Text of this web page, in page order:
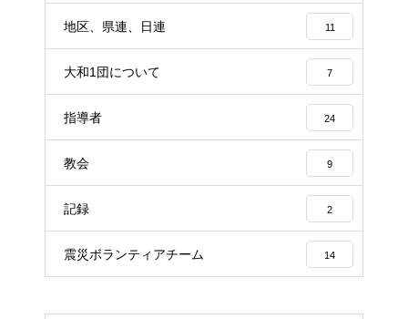
地区、県連、日連 11
大和1団について 7
指導者 24
教会 9
記録 2
震災ボランティアチーム 14